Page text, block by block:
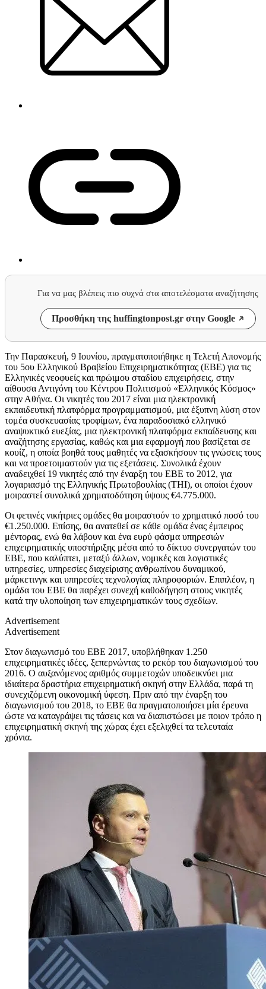
Για να μας βλέπεις πιο συχνά στα αποτελέσματα αναζήτησης
Προσθήκη της huffingtonpost.gr στην Google
Την Παρασκευή, 9 Ιουνίου, πραγματοποιήθηκε η Τελετή Απονομής
του 5ου Ελληνικού Βραβείου Επιχειρηματικότητας (ΕΒΕ) για τις
Ελληνικές νεοφυείς και πρώιμου σταδίου επιχειρήσεις, στην
αίθουσα Αντιγόνη του Κέντρου Πολιτισμού «Ελληνικός Κόσμος»
στην Αθήνα. Οι νικητές του 2017 είναι μια ηλεκτρονική
εκπαιδευτική πλατφόρμα προγραμματισμού, μια έξυπνη λύση στον
τομέα συσκευασίας τροφίμων, ένα παραδοσιακό ελληνικό
αναψυκτικό ευεξίας, μια ηλεκτρονική πλατφόρμα εκπαίδευσης και
αναζήτησης εργασίας, καθώς και μια εφαρμογή που βασίζεται σε
κουίζ, η οποία βοηθά τους μαθητές να εξασκήσουν τις γνώσεις τους
και να προετοιμαστούν για τις εξετάσεις. Συνολικά έχουν
αναδειχθεί 19 νικητές από την έναρξη του ΕΒΕ το 2012, για
λογαριασμό της Ελληνικής Πρωτοβουλίας (THI), οι οποίοι έχουν
μοιραστεί συνολικά χρηματοδότηση ύψους €4.775.000.
Οι φετινές νικήτριες ομάδες θα μοιραστούν το χρηματικό ποσό του
€1.250.000. Επίσης, θα ανατεθεί σε κάθε ομάδα ένας έμπειρος
μέντορας, ενώ θα λάβουν και ένα ευρύ φάσμα υπηρεσιών
επιχειρηματικής υποστήριξης μέσα από το δίκτυο συνεργατών του
ΕΒΕ, που καλύπτει, μεταξύ άλλων, νομικές και λογιστικές
υπηρεσίες, υπηρεσίες διαχείρισης ανθρωπίνου δυναμικού,
μάρκετινγκ και υπηρεσίες τεχνολογίας πληροφοριών. Επιπλέον, η
ομάδα του ΕΒΕ θα παρέχει συνεχή καθοδήγηση στους νικητές
κατά την υλοποίηση των επιχειρηματικών τους σχεδίων.
Advertisement
Advertisement
Στον διαγωνισμό του ΕΒΕ 2017, υποβλήθηκαν 1.250
επιχειρηματικές ιδέες, ξεπερνώντας το ρεκόρ του διαγωνισμού του
2016. Ο αυξανόμενος αριθμός συμμετοχών υποδεικνύει μια
ιδιαίτερα δραστήρια επιχειρηματική σκηνή στην Ελλάδα, παρά τη
συνεχιζόμενη οικονομική ύφεση. Πριν από την έναρξη του
διαγωνισμού του 2018, το ΕΒΕ θα πραγματοποιήσει μία έρευνα
ώστε να καταγράψει τις τάσεις και να διαπιστώσει με ποιον τρόπο η
επιχειρηματική σκηνή της χώρας έχει εξελιχθεί τα τελευταία
χρόνια.